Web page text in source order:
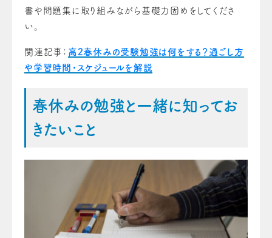
書や問題集に取り組みながら基礎力固めをしてくださ
い。
関連記事： 高2春休みの受験勉強は何をする？過ごし方
や学習時間・スケジュールを解説
春休みの勉強と一緒に知ってお
きたいこと